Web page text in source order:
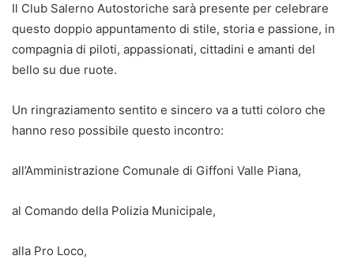
Il Club Salerno Autostoriche sarà presente per celebrare
questo doppio appuntamento di stile, storia e passione, in
compagnia di piloti, appassionati, cittadini e amanti del
bello su due ruote.
Un ringraziamento sentito e sincero va a tutti coloro che
hanno reso possibile questo incontro:
all’Amministrazione Comunale di Giffoni Valle Piana,
al Comando della Polizia Municipale,
alla Pro Loco,